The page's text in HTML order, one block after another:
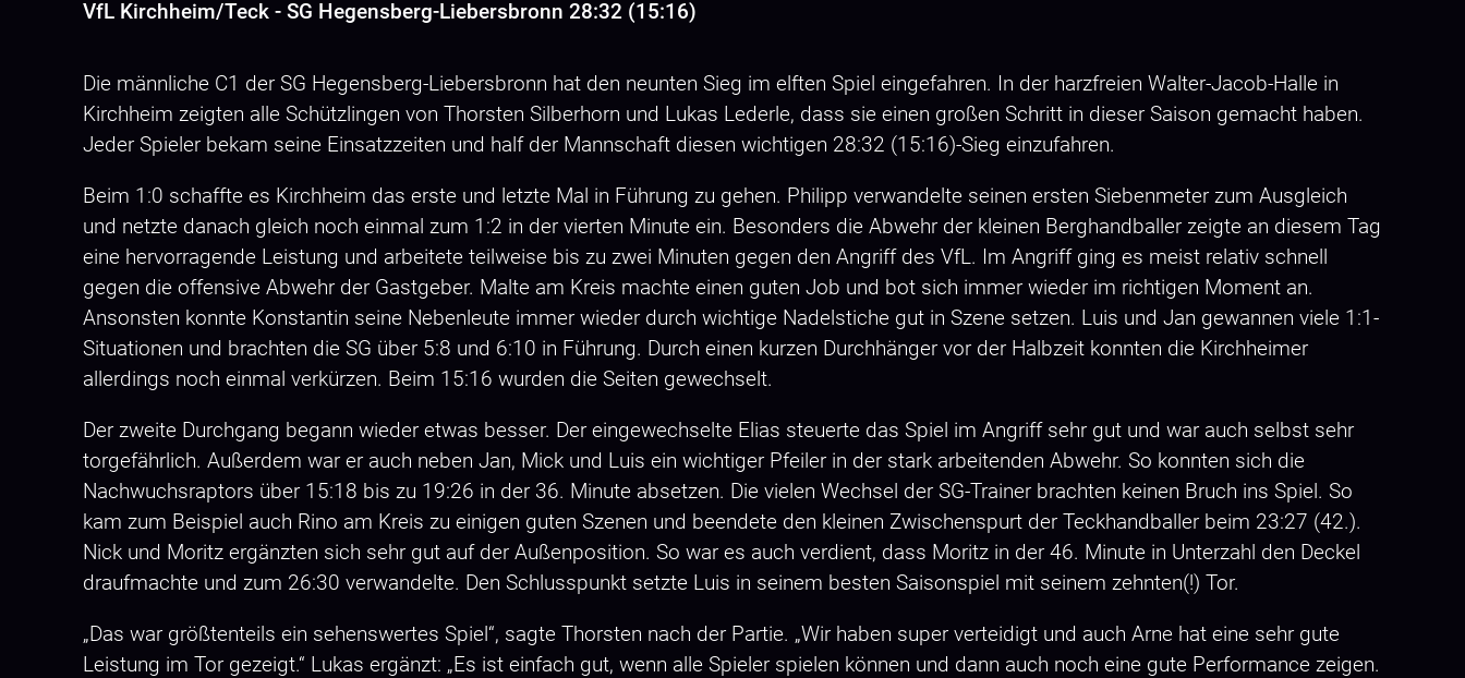
VfL Kirchheim/Teck - SG Hegensberg-Liebersbronn 28:32 (15:16)
Die männliche C1 der SG Hegensberg-Liebersbronn hat den neunten Sieg im elften Spiel eingefahren. In der harzfreien Walter-Jacob-Halle in
Kirchheim zeigten alle Schützlingen von Thorsten Silberhorn und Lukas Lederle, dass sie einen großen Schritt in dieser Saison gemacht haben.
Jeder Spieler bekam seine Einsatzzeiten und half der Mannschaft diesen wichtigen 28:32 (15:16)-Sieg einzufahren.
Beim 1:0 schaffte es Kirchheim das erste und letzte Mal in Führung zu gehen. Philipp verwandelte seinen ersten Siebenmeter zum Ausgleich
und netzte danach gleich noch einmal zum 1:2 in der vierten Minute ein. Besonders die Abwehr der kleinen Berghandballer zeigte an diesem Tag
eine hervorragende Leistung und arbeitete teilweise bis zu zwei Minuten gegen den Angriff des VfL. Im Angriff ging es meist relativ schnell
gegen die offensive Abwehr der Gastgeber. Malte am Kreis machte einen guten Job und bot sich immer wieder im richtigen Moment an.
Ansonsten konnte Konstantin seine Nebenleute immer wieder durch wichtige Nadelstiche gut in Szene setzen. Luis und Jan gewannen viele 1:1-
Situationen und brachten die SG über 5:8 und 6:10 in Führung. Durch einen kurzen Durchhänger vor der Halbzeit konnten die Kirchheimer
allerdings noch einmal verkürzen. Beim 15:16 wurden die Seiten gewechselt.
Der zweite Durchgang begann wieder etwas besser. Der eingewechselte Elias steuerte das Spiel im Angriff sehr gut und war auch selbst sehr
torgefährlich. Außerdem war er auch neben Jan, Mick und Luis ein wichtiger Pfeiler in der stark arbeitenden Abwehr. So konnten sich die
Nachwuchsraptors über 15:18 bis zu 19:26 in der 36. Minute absetzen. Die vielen Wechsel der SG-Trainer brachten keinen Bruch ins Spiel. So
kam zum Beispiel auch Rino am Kreis zu einigen guten Szenen und beendete den kleinen Zwischenspurt der Teckhandballer beim 23:27 (42.).
Nick und Moritz ergänzten sich sehr gut auf der Außenposition. So war es auch verdient, dass Moritz in der 46. Minute in Unterzahl den Deckel
draufmachte und zum 26:30 verwandelte. Den Schlusspunkt setzte Luis in seinem besten Saisonspiel mit seinem zehnten(!) Tor.
„Das war größtenteils ein sehenswertes Spiel“, sagte Thorsten nach der Partie. „Wir haben super verteidigt und auch Arne hat eine sehr gute
Leistung im Tor gezeigt.“ Lukas ergänzt: „Es ist einfach gut, wenn alle Spieler spielen können und dann auch noch eine gute Performance zeigen.